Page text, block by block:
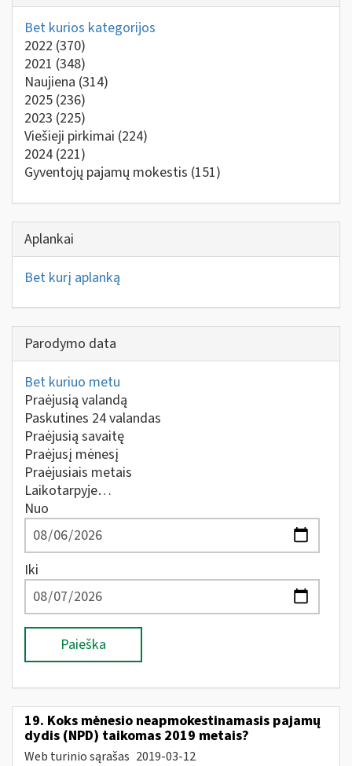
Bet kurios kategorijos
2022 (370)
2021 (348)
Naujiena (314)
2025 (236)
2023 (225)
Viešieji pirkimai (224)
2024 (221)
Gyventojų pajamų mokestis (151)
Aplankai
Bet kurį aplanką
Parodymo data
Bet kuriuo metu
Praėjusią valandą
Paskutines 24 valandas
Praėjusią savaitę
Praėjusį mėnesį
Praėjusiais metais
Laikotarpyje…
Nuo
Iki
Paieška
19. Koks mėnesio neapmokestinamasis pajamų
dydis (NPD) taikomas 2019 metais?
Web turinio sąrašas 2019-03-12